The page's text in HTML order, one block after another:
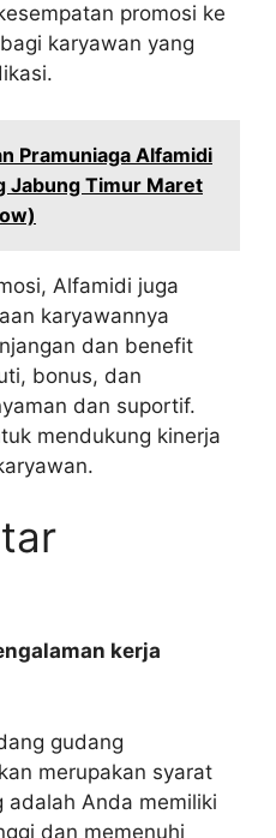
promosi ke
karyawan yang
Pramuniaga Alfamidi
Jabung Timur Maret
Alfamidi juga
karyawannya
dan benefit
bonus, dan
dan suportif.
mendukung kinerja
kerja
gudang
merupakan syarat
adalah Anda memiliki
dan memenuhi